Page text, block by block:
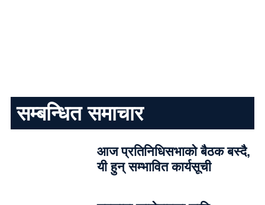
सम्बन्धित समाचार
आज प्रतिनिधिसभाको बैठक बस्दै,
यी हुन् सम्भावित कार्यसूची